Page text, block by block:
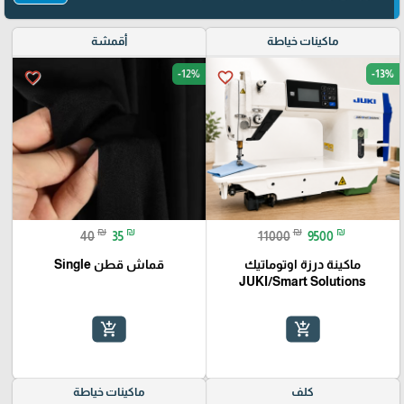
ماكينات خياطة
favorite_border -13%
11000 ₪ 9500 ₪
ماكينة درزة اوتوماتيك
JUKI/Smart Solutions
add_shopping_cart
أقمشة
favorite_border -12%
40 ₪ 35 ₪
قماش قطن Single
add_shopping_cart
كلف ماكينات خياطة